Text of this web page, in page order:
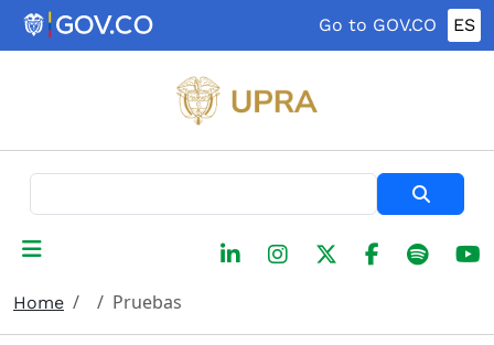
Skip to main content
Go to GOV.CO ES
Home Pruebas